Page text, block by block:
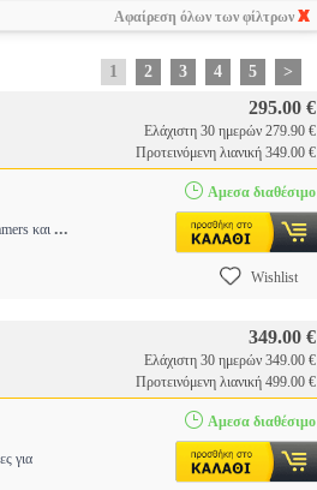
Αφαίρεση όλων των φίλτρων
1 2 3 4 5
>
295.00 €
Ελάχιστη 30 ημερών 279.90 €
Προτεινόμενη λιανική 349.00 €
και ...
Αμεσα διαθέσιμο
Wishlist
349.00 €
Ελάχιστη 30 ημερών 349.00 €
Προτεινόμενη λιανική 499.00 €
για
Αμεσα διαθέσιμο